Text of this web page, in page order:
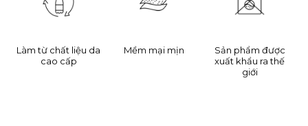
Sản phẩm được
xuất khẩu ra thế
giới
Mềm mại mịn
Làm từ chất liệu da
cao cấp